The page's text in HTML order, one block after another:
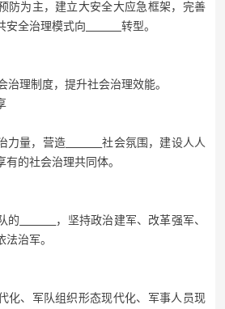
为主，建立大安全大应急框架，完善
安全治理模式向
转型。
治理制度，提升社会治理效能。
量，营造
社会氛围，建设人人
的社会治理共同体。
的
，坚持政治建军、改革强军、
治军。
、军队组织形态现代化、军事人员现